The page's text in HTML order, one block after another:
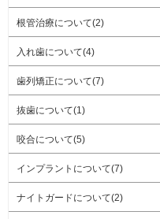
根管治療について(2)
入れ歯について(4)
歯列矯正について(7)
抜歯について(1)
咬合について(5)
インプラントについて(7)
ナイトガードについて(2)